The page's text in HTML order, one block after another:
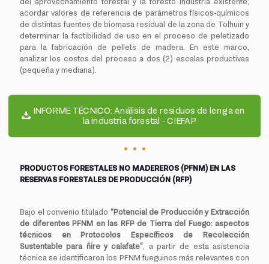
acordar valores de referencia de parámetros físicos-químicos
de distintas fuentes de biomasa residual de la zona de Tolhuin y
determinar la factibilidad de uso en el proceso de peletizado
para la fabricación de pellets de madera. En este marco,
analizar los costos del proceso a dos (2) escalas productivas
(pequeña y mediana).
INFORME TÉCNICO: Análisis de residuos de lenga en
la industria forestal - CIEFAP
PRODUCTOS FORESTALES NO MADEREROS (PFNM) EN LAS
RESERVAS FORESTALES DE PRODUCCIÓN (RFP)
Bajo el convenio titulado “Potencial de Producción y Extracción
de diferentes PFNM en las RFP de Tierra del Fuego: aspectos
técnicos en Protocolos Específicos de Recolección
Sustentable para ñire y calafate”, a partir de esta asistencia
técnica se identificaron los PFNM fueguinos más relevantes con